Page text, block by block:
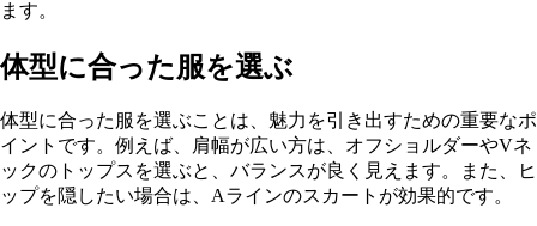
ます。
体型に合った服を選ぶ
体型に合った服を選ぶことは、魅力を引き出すための重要なポ
イントです。例えば、肩幅が広い方は、オフショルダーやVネ
ックのトップスを選ぶと、バランスが良く見えます。また、ヒ
ップを隠したい場合は、Aラインのスカートが効果的です。